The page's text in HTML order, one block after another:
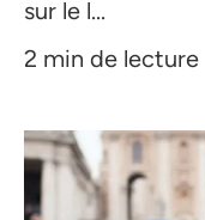
sur le l...
2 min de lecture